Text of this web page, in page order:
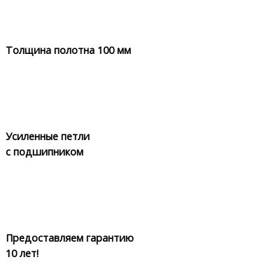
Толщина полотна 100 мм
Усиленные петли
с подшипником
Предоставляем гарантию
10 лет!